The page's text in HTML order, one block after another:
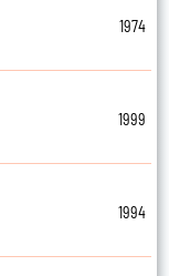
1974
1999
1994